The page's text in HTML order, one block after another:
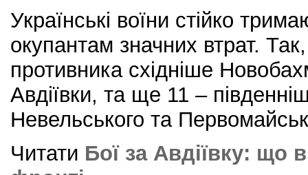
Українські воїни стійко
окупантам значних втрат.
противника східніше
Авдіївки, та ще 11 –
Невельського та
Читати Бої за Авдіївку: що